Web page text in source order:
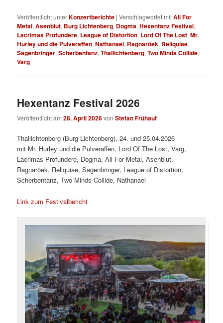
Veröffentlicht unterKonzertberichte |Verschlagwortet mitAll For
Metal,Asenblut, Burg Lichtenberg, Dogma,Hexentanz Festival,
Lacrimas Profundere, League of Distortion, Lord Of The Lost,Mr.
Hurley und die Pulveraffen,Nathanael, Ragnaröek, Reliquiae,
Sagenbringer,Scherbentanz,Thallichtenberg,Two Minds Collide,
Varg
Hexentanz Festival 2026
Veröffentlicht am28. April 2026vonStefan Frühauf
Thallichtenberg (Burg Lichtenberg), 24. und 25.04.2026
mit Mr. Hurley und die Pulveraffen, Lord Of The Lost, Varg,
Lacrimas Profundere, Dogma, All For Metal, Asenblut,
Ragnaröek, Reliquiae, Sagenbringer, League of Distortion,
Scherbentanz, Two Minds Collide, Nathanael
Link zum Festivalbericht